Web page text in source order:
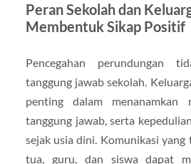
Peran Sekolah dan
Membentuk Sikap Positif
Pencegahan perundungan
tanggung jawab sekolah.
penting dalam menanamkan
tanggung jawab, serta
sejak usia dini. Komunikasi
tua, guru, dan siswa dapat